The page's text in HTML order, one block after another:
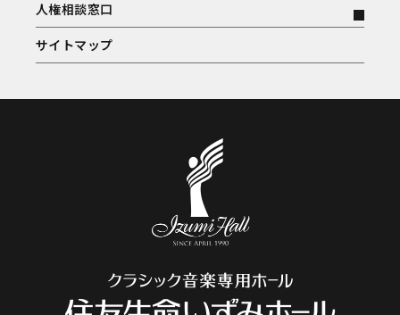
人権相談窓口
サイトマップ